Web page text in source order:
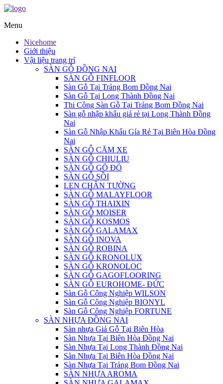
Menu
Nicehome
Giới thiệu
Vật liệu trang trí
SÀN GỖ ĐỒNG NAI
SÀN GỖ FINFLOOR
Sàn Gỗ Tại Trảng Bom Đồng Nai
Sàn Gỗ Tại Long Thành Đồng Nai
Thi Công Sàn Gỗ Tại Trảng Bom Đồng Nai
Sàn gỗ nhập khẩu giá rẻ tại Long Thành Đồng
Nai
Sàn Gỗ Nhập Khẩu Gía Rẻ Tại Biên Hòa Đồng
Nai
SÀN GỖ CĂM XE
SÀN GỖ CHIULIU
SÀN GỖ GÕ ĐỎ
SÀN GỖ SỒI
LEN CHÂN TƯỜNG
SÀN GỖ MALAYFLOOR
SÀN GỖ THAIXIN
SÀN GỖ MOISER
SÀN GỖ KOSMOS
SÀN GỖ GALAMAX
SÀN GỖ INOVA
SÀN GỖ ROBINA
SÀN GỖ KRONOLUX
SÀN GỖ KRONOLOC
SÀN GỖ GAGOFLOORING
SÀN GỖ EUROHOME- ĐỨC
Sàn Gỗ Công Nghiệp WILSON
Sàn Gỗ Công Nghiệp BIONYL
Sàn Gỗ Công Nghiệp FORTUNE
SÀN NHỰA ĐỒNG NAI
Sàn nhựa Giả Gỗ Tại Biên Hòa
Sàn Nhựa Tại Biên Hòa Đồng Nai
Sàn Nhựa Tại Long Thành Đồng Nai
Sàn Nhựa Tại Biên Hòa Đồng Nai
Sàn Nhựa Tại Trảng Bom Đồng Nai
SÀN NHỰA AROMA